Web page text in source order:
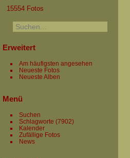
15554 Fotos
Erweitert
Am häufigsten angesehen
Neueste Fotos
Neueste Alben
Menü
Suchen
Schlagworte (7902)
Kalender
Zufällige Fotos
News